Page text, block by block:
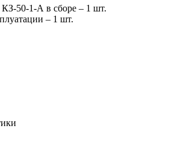
50-1-А в сборе – 1 шт.
– 1 шт.